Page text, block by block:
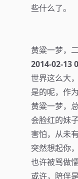
些什么了。
黄粱一梦，
2014-02-13
世界这么大
是的呢，作
黄粱一梦，
会脸红的妹
害怕，从未
突然想起你
也许被骂做
或许，陪伴